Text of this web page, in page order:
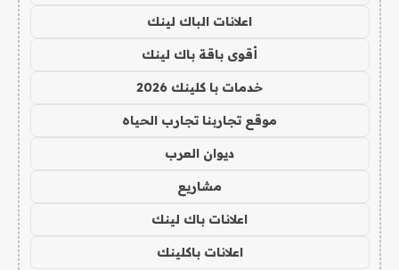
اعلانات الباك لينك
أقوى باقة باك لينك
خدمات با كلينك 2026
موقع تجاربنا تجارب الحياه
ديوان العرب
مشاريع
اعلانات باك لينك
اعلانات باكلينك